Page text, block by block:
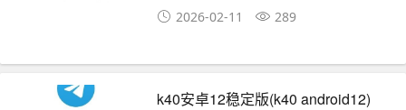
2026-02-11 289
k40安卓12稳定版(k40 android12)